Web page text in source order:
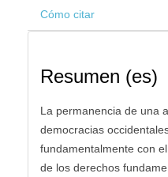
Cómo citar
Resumen (es)
La permanencia de una
democracias
fundamentalmente con
de los derechos